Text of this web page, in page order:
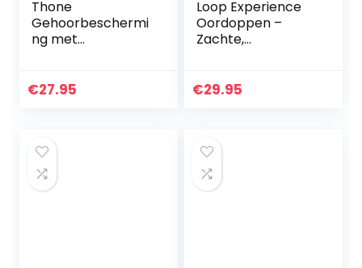
Thone
Gehoorbeschermi
ng met
€27.95
Loop Experience
Oordoppen –
Zachte,
ng in Silicone + 8
€29.95